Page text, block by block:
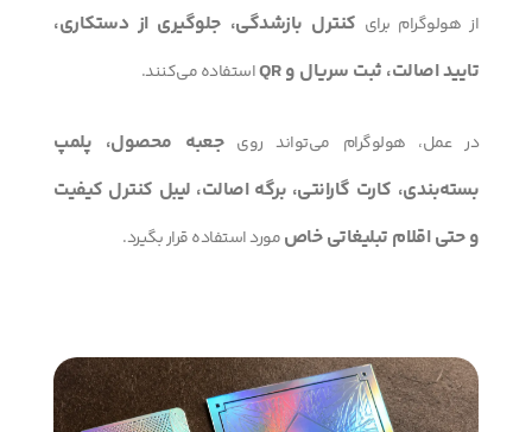
از هولوگرام برای کنترل بازشدگی، جلوگیری از دستکاری،
تایید اصالت، ثبت سریال و QR
استفاده می‌کنند.
در عمل، هولوگرام می‌تواند رویجعبه محصول، پلمپ
بسته‌بندی، کارت گارانتی، برگه اصالت، لیبل کنترل کیفیت
و حتی اقلام تبلیغاتی خاصمورد استفاده قرار بگیرد.